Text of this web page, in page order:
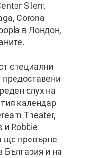
Silent
Corona
в Лондон,
специални
слух на
календар
Theater,
и Robbie
ще превърне
България и на